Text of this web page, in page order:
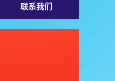
联系我们